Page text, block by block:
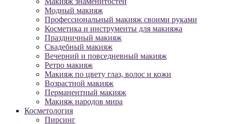
Модный макияж
Профессиональный макияж своими руками
Косметика и инструменты для макияжа
Праздничный макияж
Свадебный макияж
Вечерний и повседневный макияж
Ретро макияж
Макияж по цвету глаз, волос и кожи
Возрастной макияж
Перманентный макияж
Макияж народов мира
Косметология
Пирсинг